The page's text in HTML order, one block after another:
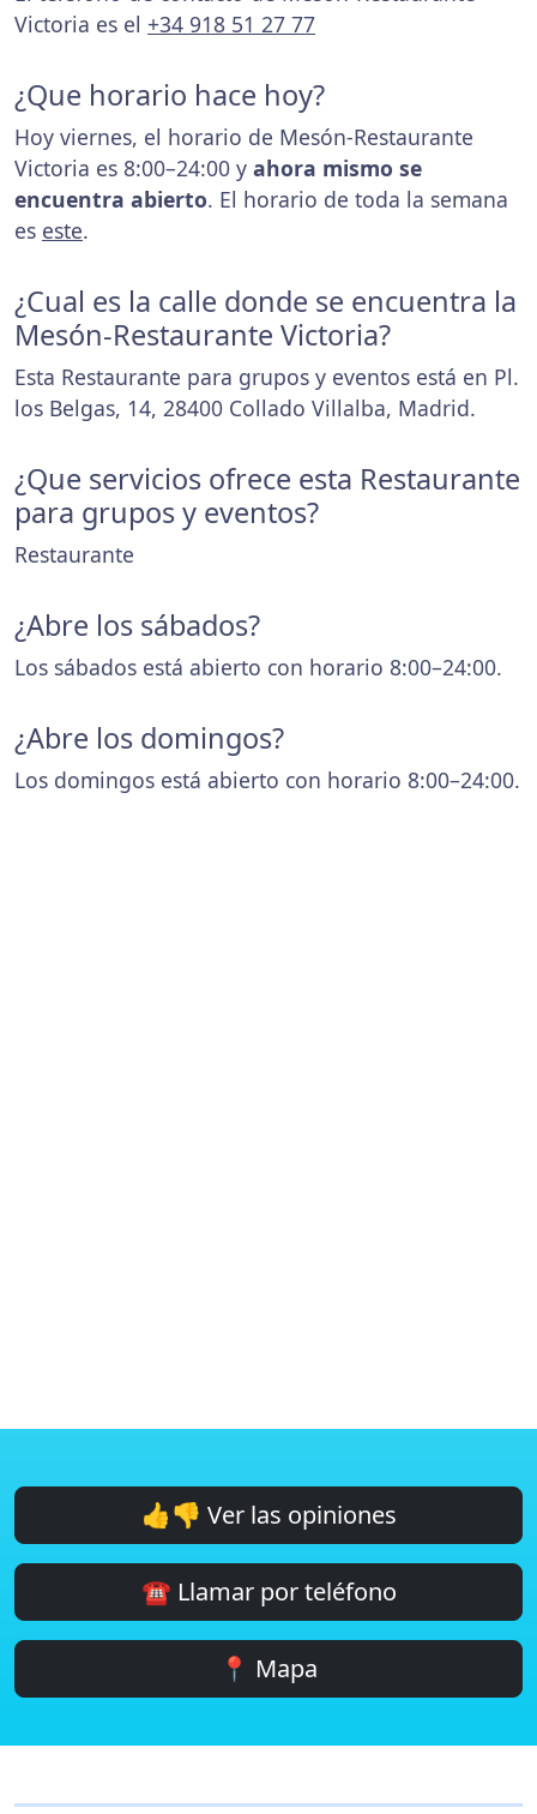
Victoria es el +34 918 51 27 77
¿Que horario hace hoy?
Hoy viernes, el horario de Mesón-Restaurante
Victoria es 8:00–24:00 y ahora mismo se
encuentra abierto. El horario de toda la semana
es este.
¿Cual es la calle donde se encuentra la
Mesón-Restaurante Victoria?
Esta Restaurante para grupos y eventos está en Pl.
los Belgas, 14, 28400 Collado Villalba, Madrid.
¿Que servicios ofrece esta Restaurante
para grupos y eventos?
Restaurante
¿Abre los sábados?
Los sábados está abierto con horario 8:00–24:00.
¿Abre los domingos?
Los domingos está abierto con horario 8:00–24:00.
👍👎 Ver las opiniones
☎️ Llamar por teléfono
📍 Mapa